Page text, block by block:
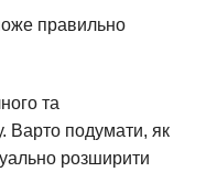
правильно
та
Варто подумати, як
розширити